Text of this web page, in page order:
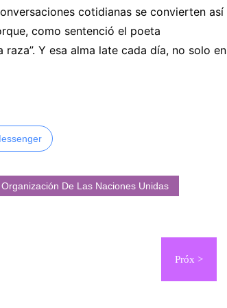
cotidianas se convierten así
como sentenció el poeta
Y esa alma late cada día, no solo en
Organización De Las Naciones Unidas